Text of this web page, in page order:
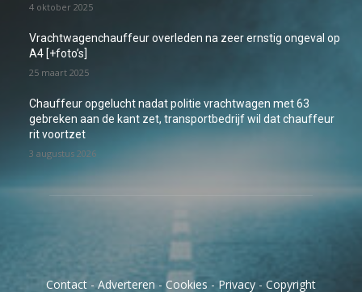
4 oktober 2025
Vrachtwagenchauffeur overleden na zeer ernstig ongeval op
A4 [+foto’s]
25 maart 2025
Chauffeur opgelucht nadat politie vrachtwagen met 63
gebreken aan de kant zet, transportbedrijf wil dat chauffeur
rit voortzet
3 augustus 2026
Contact -Adverteren - Cookies - Privacy - Copyright